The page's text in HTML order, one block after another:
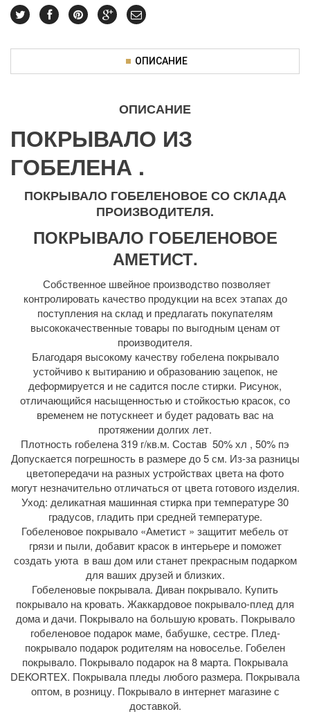
ОПИСАНИЕ
ОПИСАНИЕ
ПОКРЫВАЛО ИЗ
ГОБЕЛЕНА .
ПОКРЫВАЛО ГОБЕЛЕНОВОЕ СО СКЛАДА
ПРОИЗВОДИТЕЛЯ.
ПОКРЫВАЛО ГОБЕЛЕНОВОЕ
АМЕТИСТ.
Собственное швейное производство позволяет
контролировать качество продукции на всех этапах до
поступления на склад и предлагать покупателям
высококачественные товары по выгодным ценам от
производителя.
Благодаря высокому качеству гобелена покрывало
устойчиво к вытиранию и образованию зацепок, не
деформируется и не садится после стирки. Рисунок,
отличающийся насыщенностью и стойкостью красок, со
временем не потускнеет и будет радовать вас на
протяжении долгих лет.
Плотность гобелена 319 г/кв.м. Состав 50% хл , 50% пэ
Допускается погрешность в размере до 5 см. Из-за разницы
цветопередачи на разных устройствах цвета на фото
могут незначительно отличаться от цвета готового изделия.
Уход: деликатная машинная стирка при температуре 30
градусов, гладить при средней температуре.
Гобеленовое покрывало «Аметист » защитит мебель от
грязи и пыли, добавит красок в интерьере и поможет
создать уюта в ваш дом или станет прекрасным подарком
для ваших друзей и близких.
Гобеленовые покрывала. Диван покрывало. Купить
покрывало на кровать. Жаккардовое покрывало-плед для
дома и дачи. Покрывало на большую кровать. Покрывало
гобеленовое подарок маме, бабушке, сестре. Плед-
покрывало подарок родителям на новоселье. Гобелен
покрывало. Покрывало подарок на 8 марта. Покрывала
DEKORTEX. Покрывала пледы любого размера. Покрывала
оптом, в розницу. Покрывало в интернет магазине с
доставкой.